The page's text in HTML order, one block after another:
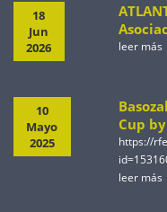
18
Jun
2026
leer más
10
Mayo
2025
Cup
https://
leer más